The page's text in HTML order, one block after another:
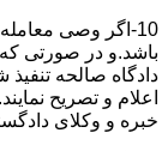
10-اگر وصی
باشد.و در صورتی
دادگاه صالحه
اعلام و تصریح
خبره و وکلای